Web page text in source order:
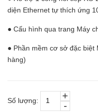
diện Ethernet tự thích ứng
● Cấu hình qua trang Máy
● Phần mềm cơ sở đặc biệt
hàng)
Số lượng: -
+